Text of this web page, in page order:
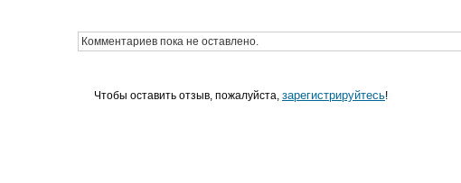
Комментариев пока не оставлено.
Чтобы оставить отзыв, пожалуйста, зарегистрируйтесь!